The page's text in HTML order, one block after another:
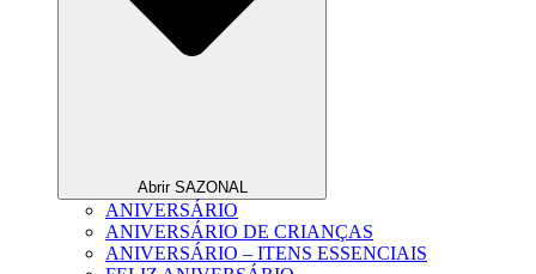
Abrir SAZONAL
ANIVERSÁRIO
ANIVERSÁRIO DE CRIANÇAS
ANIVERSÁRIO – ITENS ESSENCIAIS